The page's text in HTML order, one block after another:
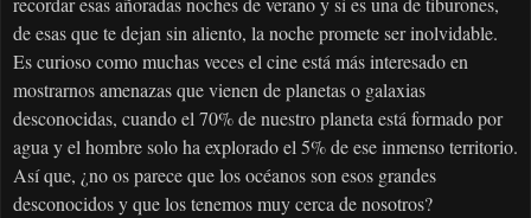
de esas que te dejan sin aliento, la noche promete ser inolvidable.
Es curioso como muchas veces el cine está más interesado en
mostrarnos amenazas que vienen de planetas o galaxias
desconocidas, cuando el 70% de nuestro planeta está formado por
agua y el hombre solo ha explorado el 5% de ese inmenso territorio.
Así que, ¿no os parece que los océanos son esos grandes
desconocidos y que los tenemos muy cerca de nosotros?